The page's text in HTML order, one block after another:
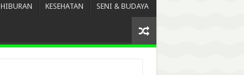
HIBURAN KESEHATAN SENI & BUDAYA